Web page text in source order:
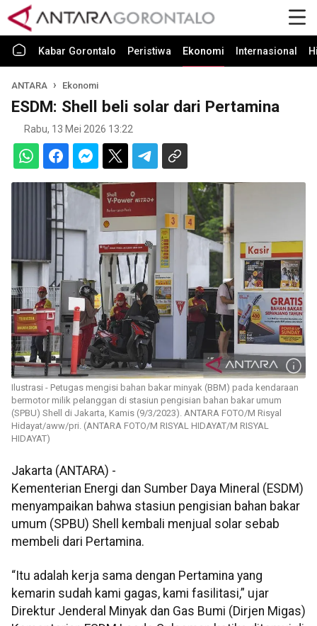
Kabar Gorontalo Peristiwa Ekonomi Internasional
ANTARA Ekonomi
ESDM: Shell beli solar dari Pertamina
Rabu, 13 Mei 2026 13:22
Ilustrasi - Petugas mengisi bahan bakar minyak (BBM) pada kendaraan
bermotor milik pelanggan di stasiun pengisian bahan bakar umum
(SPBU) Shell di Jakarta, Kamis (9/3/2023). ANTARA FOTO/M Risyal
Hidayat/aww/pri. (ANTARA FOTO/M RISYAL HIDAYAT/M RISYAL
HIDAYAT)
Jakarta (ANTARA) -
Kementerian Energi dan Sumber Daya Mineral (ESDM)
menyampaikan bahwa stasiun pengisian bahan bakar
umum (SPBU) Shell kembali menjual solar sebab
membeli dari Pertamina.
“Itu adalah kerja sama dengan Pertamina yang
kemarin sudah kami gagas, kami fasilitasi,” ujar
Direktur Jenderal Minyak dan Gas Bumi (Dirjen Migas)